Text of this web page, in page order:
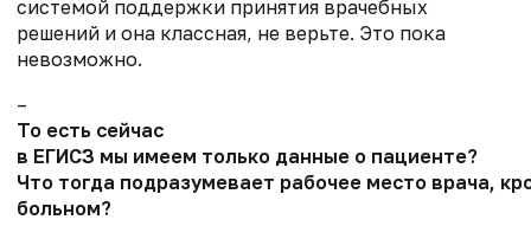
системой поддержки принятия врачебных
решений и она классная, не верьте. Это пока
невозможно.
–
То есть сейчас
в ЕГИСЗ мы имеем только данные о пациенте?
Что тогда подразумевает рабочее место врача,
больном?